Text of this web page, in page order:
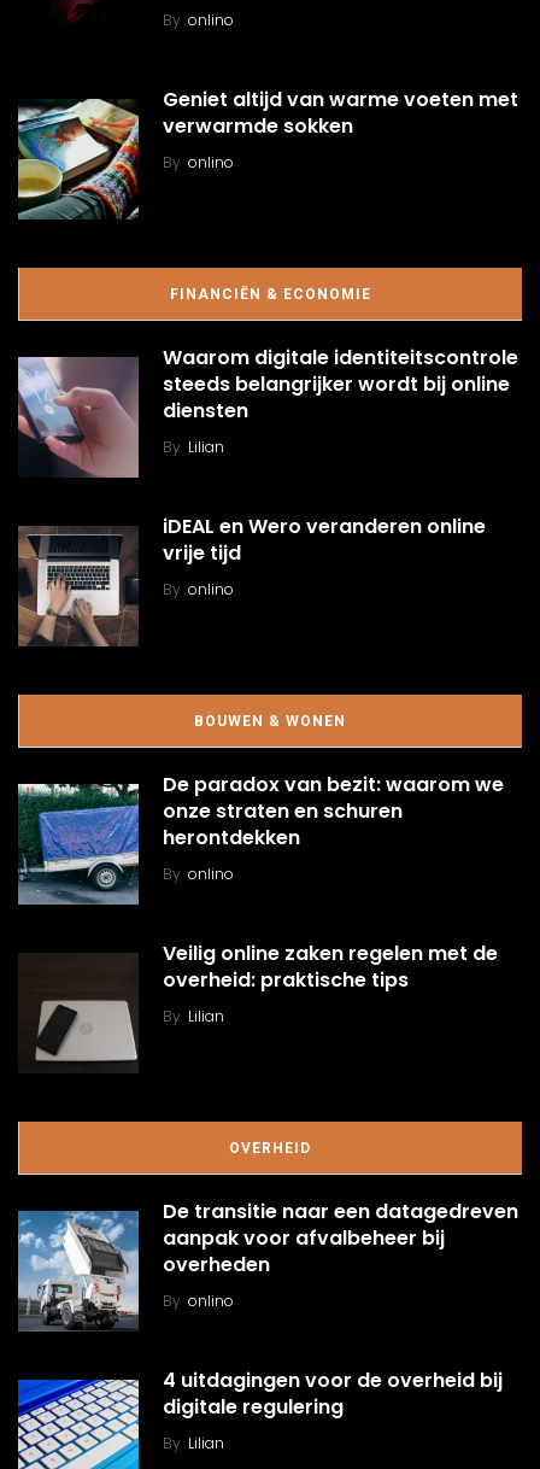
By onlino
Geniet altijd van warme voeten met
verwarmde sokken
By onlino
FINANCIËN & ECONOMIE
Waarom digitale identiteitscontrole
steeds belangrijker wordt bij online
diensten
By Lilian
iDEAL en Wero veranderen online
vrije tijd
By onlino
BOUWEN & WONEN
De paradox van bezit: waarom we
onze straten en schuren
herontdekken
By onlino
Veilig online zaken regelen met de
overheid: praktische tips
By Lilian
OVERHEID
De transitie naar een datagedreven
aanpak voor afvalbeheer bij
overheden
By onlino
4 uitdagingen voor de overheid bij
digitale regulering
By Lilian